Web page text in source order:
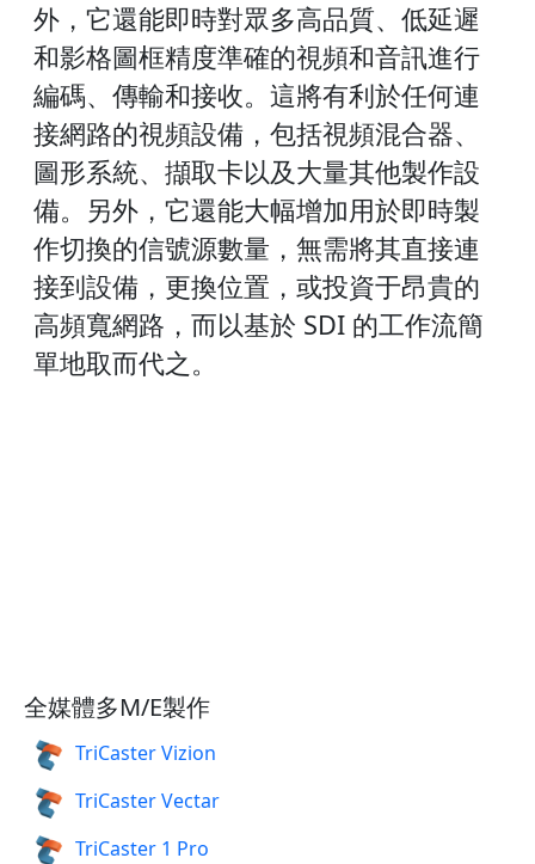
外，它還能即時對眾多高品質、低延遲
和影格圖框精度準確的視頻和音訊進行
編碼、傳輸和接收。這將有利於任何連
接網路的視頻設備，包括視頻混合器、
圖形系統、擷取卡以及大量其他製作設
備。另外，它還能大幅增加用於即時製
作切換的信號源數量，無需將其直接連
接到設備，更換位置，或投資于昂貴的
高頻寬網路，而以基於 SDI 的工作流簡
單地取而代之。
全媒體多M/E製作
TriCaster Vizion
TriCaster Vectar
TriCaster 1 Pro